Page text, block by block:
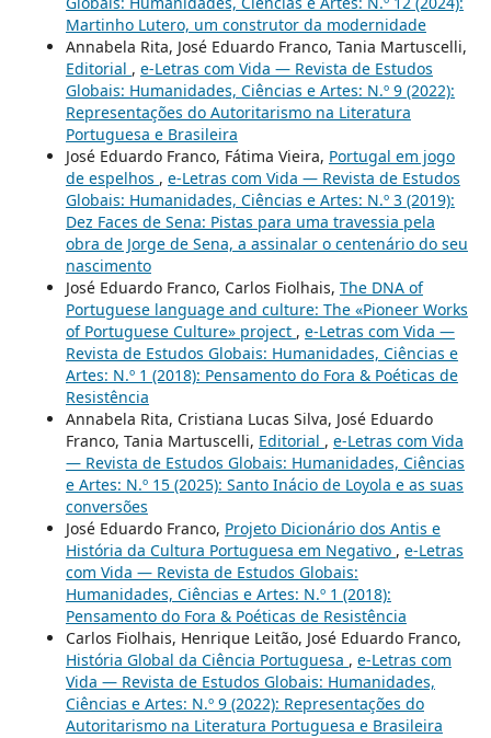
Martinho Lutero, um construtor da modernidade
Annabela Rita, José Eduardo Franco, Tania Martuscelli,
Editorial , e-Letras com Vida — Revista de Estudos
Globais: Humanidades, Ciências e Artes: N.º 9 (2022):
Representações do Autoritarismo na Literatura
Portuguesa e Brasileira
José Eduardo Franco, Fátima Vieira, Portugal em jogo
de espelhos , e-Letras com Vida — Revista de Estudos
Globais: Humanidades, Ciências e Artes: N.º 3 (2019):
Dez Faces de Sena: Pistas para uma travessia pela
obra de Jorge de Sena, a assinalar o centenário do seu
nascimento
José Eduardo Franco, Carlos Fiolhais, The DNA of
Portuguese language and culture: The «Pioneer Works
of Portuguese Culture» project , e-Letras com Vida —
Revista de Estudos Globais: Humanidades, Ciências e
Artes: N.º 1 (2018): Pensamento do Fora & Poéticas de
Resistência
Annabela Rita, Cristiana Lucas Silva, José Eduardo
Franco, Tania Martuscelli, Editorial , e-Letras com Vida
— Revista de Estudos Globais: Humanidades, Ciências
e Artes: N.º 15 (2025): Santo Inácio de Loyola e as suas
conversões
José Eduardo Franco, Projeto Dicionário dos Antis e
História da Cultura Portuguesa em Negativo , e-Letras
com Vida — Revista de Estudos Globais:
Humanidades, Ciências e Artes: N.º 1 (2018):
Pensamento do Fora & Poéticas de Resistência
Carlos Fiolhais, Henrique Leitão, José Eduardo Franco,
História Global da Ciência Portuguesa , e-Letras com
Vida — Revista de Estudos Globais: Humanidades,
Ciências e Artes: N.º 9 (2022): Representações do
Autoritarismo na Literatura Portuguesa e Brasileira